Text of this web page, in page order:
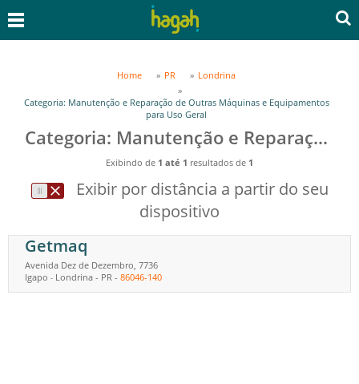
Home PR Londrina
Categoria: Manutenção e Reparação de Outras Máquinas e Equipamentos
para Uso Geral
Categoria: Manutenção e Reparação de Outras Máquinas e Equipamentos para Uso Geral em Londrina, PR
Exibindo de 1 até 1 resultados de 1
Exibir por distância a partir do seu
dispositivo
Getmaq
Avenida Dez de Dezembro, 7736
Igapo - Londrina - PR - 86046-140